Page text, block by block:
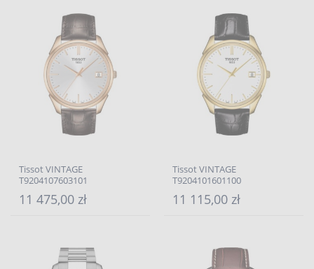
Tissot VINTAGE
T9204107603101
11 475,00 zł
Tissot VINTAGE
T9204101601100
11 115,00 zł